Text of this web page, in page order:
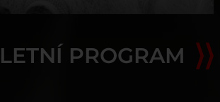
PROGRAM